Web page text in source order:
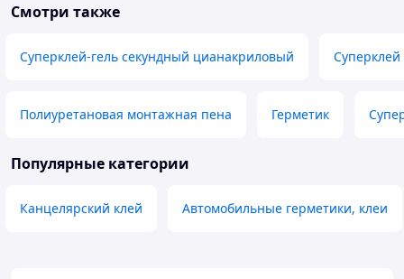
Смотри также
Суперклей-гель секундный цианакриловый Суперклей
Полиуретановая монтажная пена Герметик
Популярные категории
Канцелярский клей Автомобильные герметики, клеи